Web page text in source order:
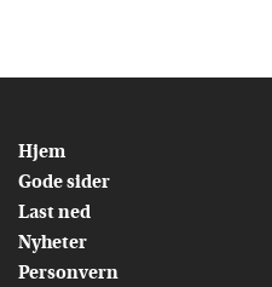
Hjem
Gode sider
Last ned
Nyheter
Personvern